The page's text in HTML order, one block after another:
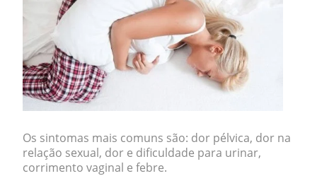
Os sintomas mais comuns são: dor pélvica, dor na
relação sexual, dor e dificuldade para urinar,
corrimento vaginal e febre.